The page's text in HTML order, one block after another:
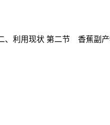
利用现状 第二节 香蕉副产